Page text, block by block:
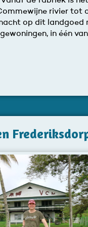
rivier tot
op dit landgoed
in één